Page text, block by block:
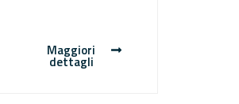
Maggiori
dettagli